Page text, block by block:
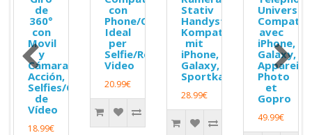
Gopro,
de
360°
con
Movil
y
Cámara
Acción,
Selfies/Grabación
de
Vídeo
18.99€
con
Phone/Camera,
Ideal
per
Selfie/Registrazioni
Video
20.99€
Stativ
Handystativhalter
Kompatibel
mit
iPhone,
Galaxy,
Sportkamera
28.99€
Universel
avec
iPhone,
Galaxy,
Appareil
Photo
et
Gopro
49.99€